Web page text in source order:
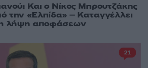
Και ο Νίκος Μπρουτζάκης
την «Ελπίδα» – Καταγγέλλει
λήψη αποφάσεων
21